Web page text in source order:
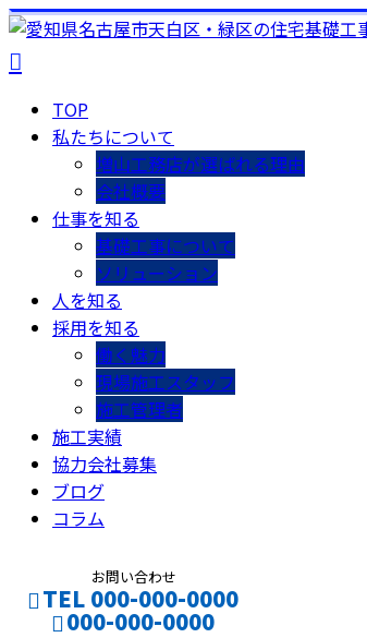
TOP
私たちについて
増山工務店が選ばれる理由
会社概要
仕事を知る
基礎工事について
ソリューション
人を知る
採用を知る
働く魅力
現場施工スタッフ
施工管理者
施工実績
協力会社募集
ブログ
コラム
お問い合わせ
TEL 000-000-0000
000-000-0000